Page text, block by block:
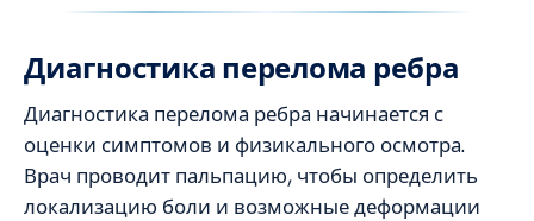
Диагностика перелома ребра
Диагностика перелома ребра начинается с
оценки симптомов и физикального осмотра.
Врач проводит пальпацию, чтобы определить
локализацию боли и возможные деформации